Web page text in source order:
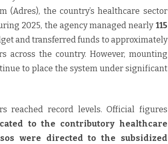
(Adres), the country’s healthcare sector
2025, the agency managed nearly 115
and transferred funds to approximately
across the country. However, mounting
to place the system under significant
reached record levels. Official figures
to the contributory healthcare
were directed to the subsidized